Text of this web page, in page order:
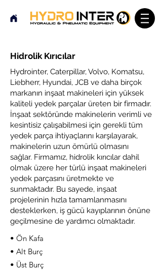
Hidrolik Kırıcılar
Hydrointer, Caterpillar, Volvo, Komatsu,
Liebherr, Hyundai, JCB ve daha birçok
markanın inşaat makineleri için yüksek
kaliteli yedek parçalar üreten bir firmadır.
İnşaat sektöründe makinelerin verimli ve
kesintisiz çalışabilmesi için gerekli tüm
yedek parça ihtiyaçlarını karşılayarak,
makinelerin uzun ömürlü olmasını
sağlar. Firmamız, hidrolik kırıcılar dahil
olmak üzere her türlü inşaat makineleri
yedek parçasını üretmekte ve
sunmaktadır. Bu sayede, inşaat
projelerinin hızla tamamlanmasını
desteklerken, iş gücü kayıplarının önüne
geçilmesine de yardımcı olmaktadır.
• Ön Kafa
• Alt Burç
• Üst Burç